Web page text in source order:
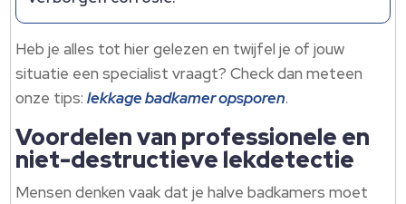
Heb je alles tot hier gelezen en twijfel je of jouw
situatie een specialist vraagt? Check dan meteen
onze tips:lekkage badkamer opsporen.
Voordelen van professionele en
niet-destructieve lekdetectie
Mensen denken vaak dat je halve badkamers moet